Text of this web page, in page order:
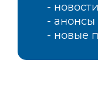
- новости
-
- новые